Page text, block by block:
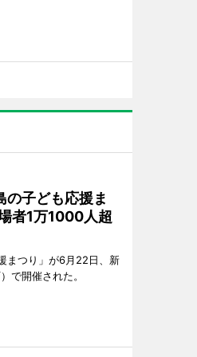
の子ども応援ま
者1万1000人超
まつり」が6月22日、新
で開催された。